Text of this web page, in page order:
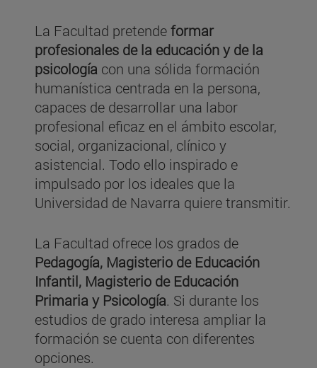
La Facultad pretendeformar
profesionales de la educación y de la
psicología con una sólida formación
humanística centrada en la persona,
capaces de desarrollar una labor
profesional eficaz en el ámbito escolar,
social, organizacional, clínico y
asistencial. Todo ello inspirado e
impulsado por los ideales que la
Universidad de Navarra quiere transmitir.
La Facultad ofrece los grados de
Pedagogía, Magisterio de Educación
Infantil, Magisterio de Educación
Primaria y Psicología. Si durante los
estudios de grado interesa ampliar la
formación se cuenta con diferentes
opciones.